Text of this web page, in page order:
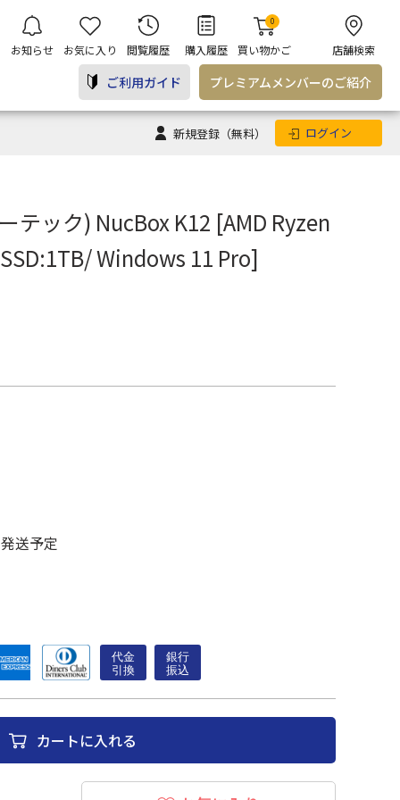
お知らせ お気に入り 閲覧履歴 購入履歴 買い物かご
0
店舗検索
ご利用ガイド プレミアム メンバーのご紹介
新規登録 （無料） ログイン
テック) NucBox K12 [AMD Ryzen
Windows 11 Pro]
送予定
カートに入れる